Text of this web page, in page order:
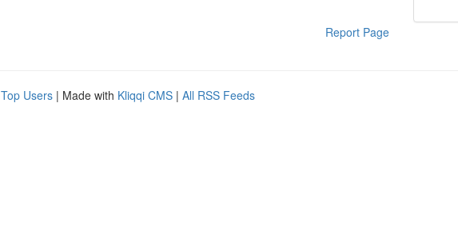
Report Page
Top Users | Made with Kliqqi CMS | All RSS Feeds